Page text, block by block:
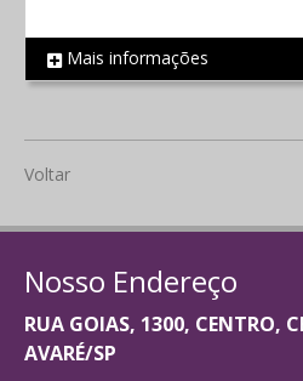
REF 809
Mais informações
Voltar
Nosso Endereço
RUA GOIAS, 1300, CENTRO,
AVARÉ/SP